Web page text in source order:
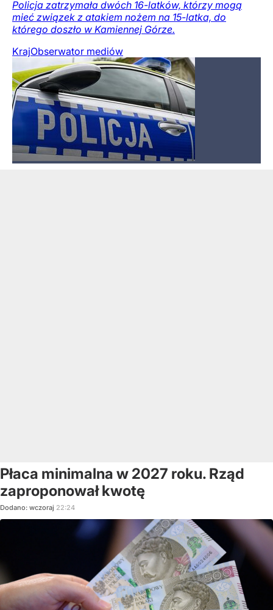
Policja zatrzymała dwóch 16-latków, którzy mogą
mieć związek z atakiem nożem na 15-latka, do
którego doszło w Kamiennej Górze.
KrajObserwator mediów
Płaca minimalna w 2027 roku. Rząd
zaproponował kwotę
Dodano: wczoraj 22:24